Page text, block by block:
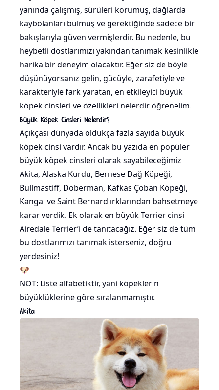
yanında çalışmış, sürüleri korumuş, dağlarda
kaybolanları bulmuş ve gerektiğinde sadece bir
bakışlarıyla güven vermişlerdir. Bu nedenle, bu
heybetli dostlarımızı yakından tanımak kesinlikle
harika bir deneyim olacaktır. Eğer siz de böyle
düşünüyorsanız gelin, gücüyle, zarafetiyle ve
karakteriyle fark yaratan, en etkileyici büyük
köpek cinsleri ve özellikleri nelerdir öğrenelim.
Büyük Köpek Cinsleri Nelerdir?
Açıkçası dünyada oldukça fazla sayıda büyük
köpek cinsi vardır. Ancak bu yazıda en popüler
büyük köpek cinsleri olarak sayabileceğimiz
Akita, Alaska Kurdu, Bernese Dağ Köpeği,
Bullmastiff, Doberman, Kafkas Çoban Köpeği,
Kangal ve Saint Bernard ırklarından bahsetmeye
karar verdik. Ek olarak en büyük Terrier cinsi
Airedale Terrier’i de tanıtacağız. Eğer siz de tüm
bu dostlarımızı tanımak isterseniz, doğru
yerdesiniz!
🐶
NOT: Liste alfabetiktir, yani köpeklerin
büyüklüklerine göre sıralanmamıştır.
Akita